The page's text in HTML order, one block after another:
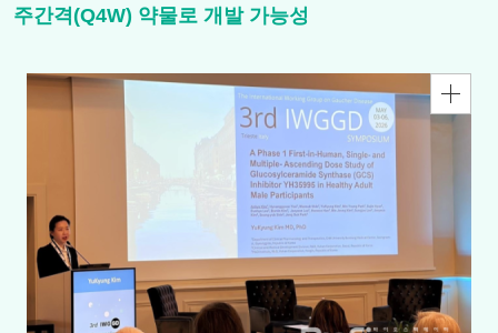
주간격(Q4W) 약물로 개발 가능성